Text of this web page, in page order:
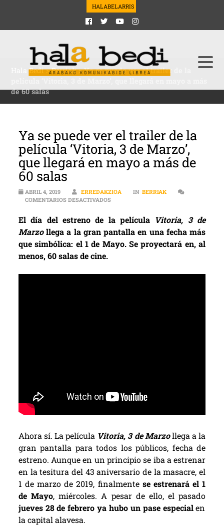
HALABELARRIS
Hala Bedi>Berriak>Ya se puede ver el trailer de la
de 60 salas
Ya se puede ver el trailer de la
película ‘Vitoria, 3 de Marzo’,
que llegará en mayo a más de
60 salas
ABRIL 4, 2019 ERREDAKZIOA IN BERRIAK
COMENTARIOS DESACTIVADOSEN YA SE PUEDE VER EL TRAILER DE LA
El día del estreno de la película Vitoria, 3 de
Marzollega a la gran pantalla en una fecha más
que simbólica: el 1 de Mayo. Se proyectará en, al
menos, 60 salas de cine.
Ahora sí. La película Vitoria, 3 de Marzollega a la
gran pantalla para todos los públicos, fecha de
estreno. Aunque en un principio se iba a estrenar
en la tesitura del 43 aniversario de la masacre, el
1 de marzo de 2019, finalmente se estrenará el 1
de Mayo, miércoles. A pesar de ello, el pasado
jueves 28 de febrero ya hubo un pase especialen
la capital alavesa.